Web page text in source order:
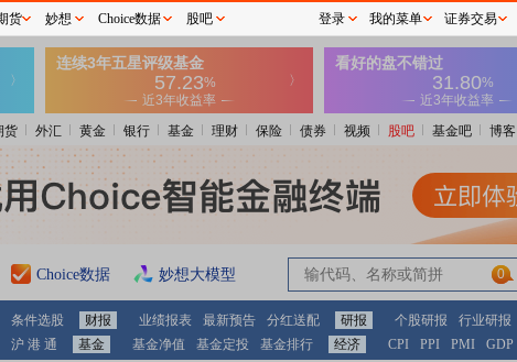
货 外汇 黄金 银行 基金 理财 保险 债券 视频 股吧 基金吧 博客
Choice数据 妙想大模型 0
0
条件选股 财报 业绩报表 最新预告 分红送配 研报 个股研报 行业研报
沪 港 通 基金 基金净值 基金定投 基金排行 经济 CPI PPI PMI GDP
货 妙想 Choice数据 股吧 登录 我的菜单 证券交易